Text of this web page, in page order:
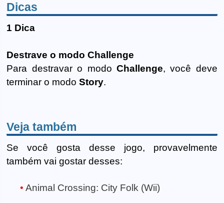
Dicas
1 Dica
Destrave o modo Challenge
Para destravar o modo Challenge, você deve
terminar o modoStory.
Veja também
Se você gosta desse jogo, provavelmente
também vai gostar desses:
Animal Crossing: City Folk (Wii)